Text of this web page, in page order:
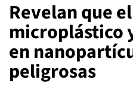
Revelan que
microplástico
en
peligrosas